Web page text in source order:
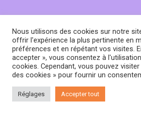
Nous utilisons des cookies sur notre
offrir l'expérience la plus pertinente en
préférences et en répétant vos visites.
accepter », vous consentez à
cookies. Cependant, vous pouvez
des cookies » pour fournir un
Réglages Accepter tout